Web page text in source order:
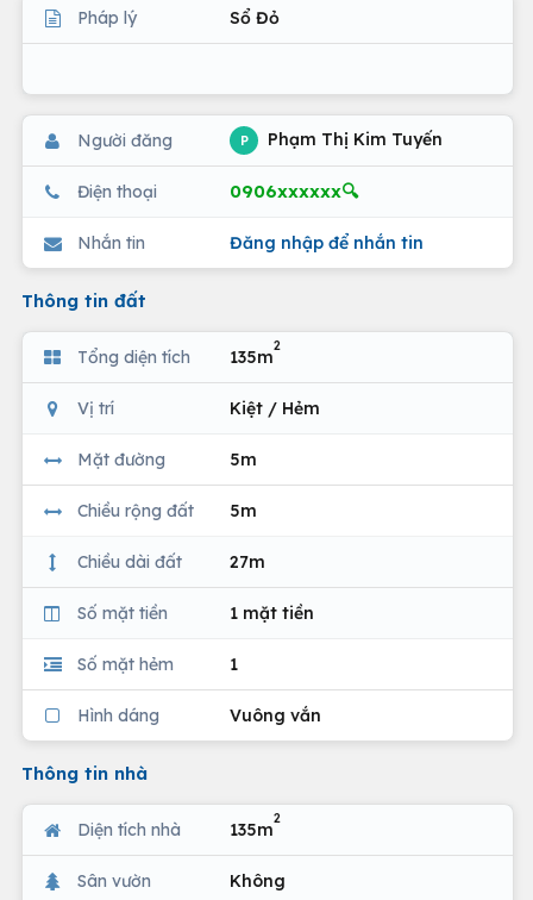
Pháp lý Sổ Đỏ
Người đăng P Phạm Thị Kim Tuyến
Điện thoại 0906xxxxxx🔍
Nhắn tin Đăng nhập để nhắn tin
Thông tin đất
Tổng diện tích 135m
2
Vị trí Kiệt / Hẻm
Mặt đường 5m
Chiều rộng đất 5m
Chiều dài đất 27m
Số mặt tiền 1 mặt tiền
Số mặt hẻm 1
Hình dáng Vuông vắn
Thông tin nhà
Diện tích nhà 135m
2
Sân vườn Không